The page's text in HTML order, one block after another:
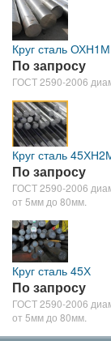
Круг сталь ОХН1М
По запросу
ГОСТ 2590-2006
Круг сталь
По запросу
ГОСТ 2590-2006
от 5мм до 80мм.
Круг сталь 45Х
По запросу
ГОСТ 2590-2006
от 5мм до 80мм.